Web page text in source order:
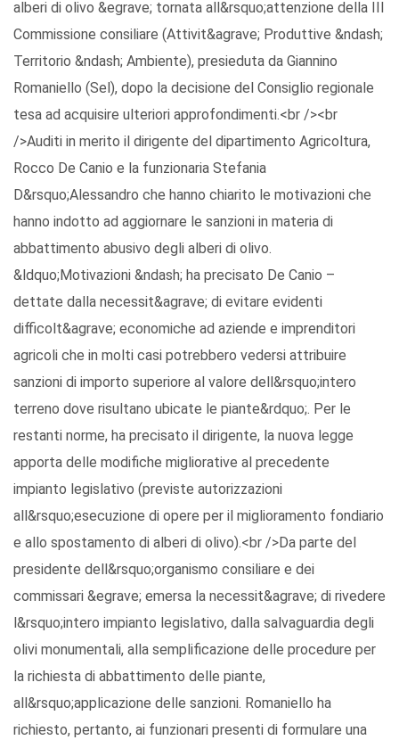
alberi di olivo &egrave; tornata all&rsquo;attenzione della III
Commissione consiliare (Attivit&agrave; Produttive &ndash;
Territorio &ndash; Ambiente), presieduta da Giannino
Romaniello (Sel), dopo la decisione del Consiglio regionale
tesa ad acquisire ulteriori approfondimenti.<br /><br
/>Auditi in merito il dirigente del dipartimento Agricoltura,
Rocco De Canio e la funzionaria Stefania
D&rsquo;Alessandro che hanno chiarito le motivazioni che
hanno indotto ad aggiornare le sanzioni in materia di
abbattimento abusivo degli alberi di olivo.
&ldquo;Motivazioni &ndash; ha precisato De Canio –
dettate dalla necessit&agrave; di evitare evidenti
difficolt&agrave; economiche ad aziende e imprenditori
agricoli che in molti casi potrebbero vedersi attribuire
sanzioni di importo superiore al valore dell&rsquo;intero
terreno dove risultano ubicate le piante&rdquo;. Per le
restanti norme, ha precisato il dirigente, la nuova legge
apporta delle modifiche migliorative al precedente
impianto legislativo (previste autorizzazioni
all&rsquo;esecuzione di opere per il miglioramento fondiario
e allo spostamento di alberi di olivo).<br />Da parte del
presidente dell&rsquo;organismo consiliare e dei
commissari &egrave; emersa la necessit&agrave; di rivedere
l&rsquo;intero impianto legislativo, dalla salvaguardia degli
olivi monumentali, alla semplificazione delle procedure per
la richiesta di abbattimento delle piante,
all&rsquo;applicazione delle sanzioni. Romaniello ha
richiesto, pertanto, ai funzionari presenti di formulare una